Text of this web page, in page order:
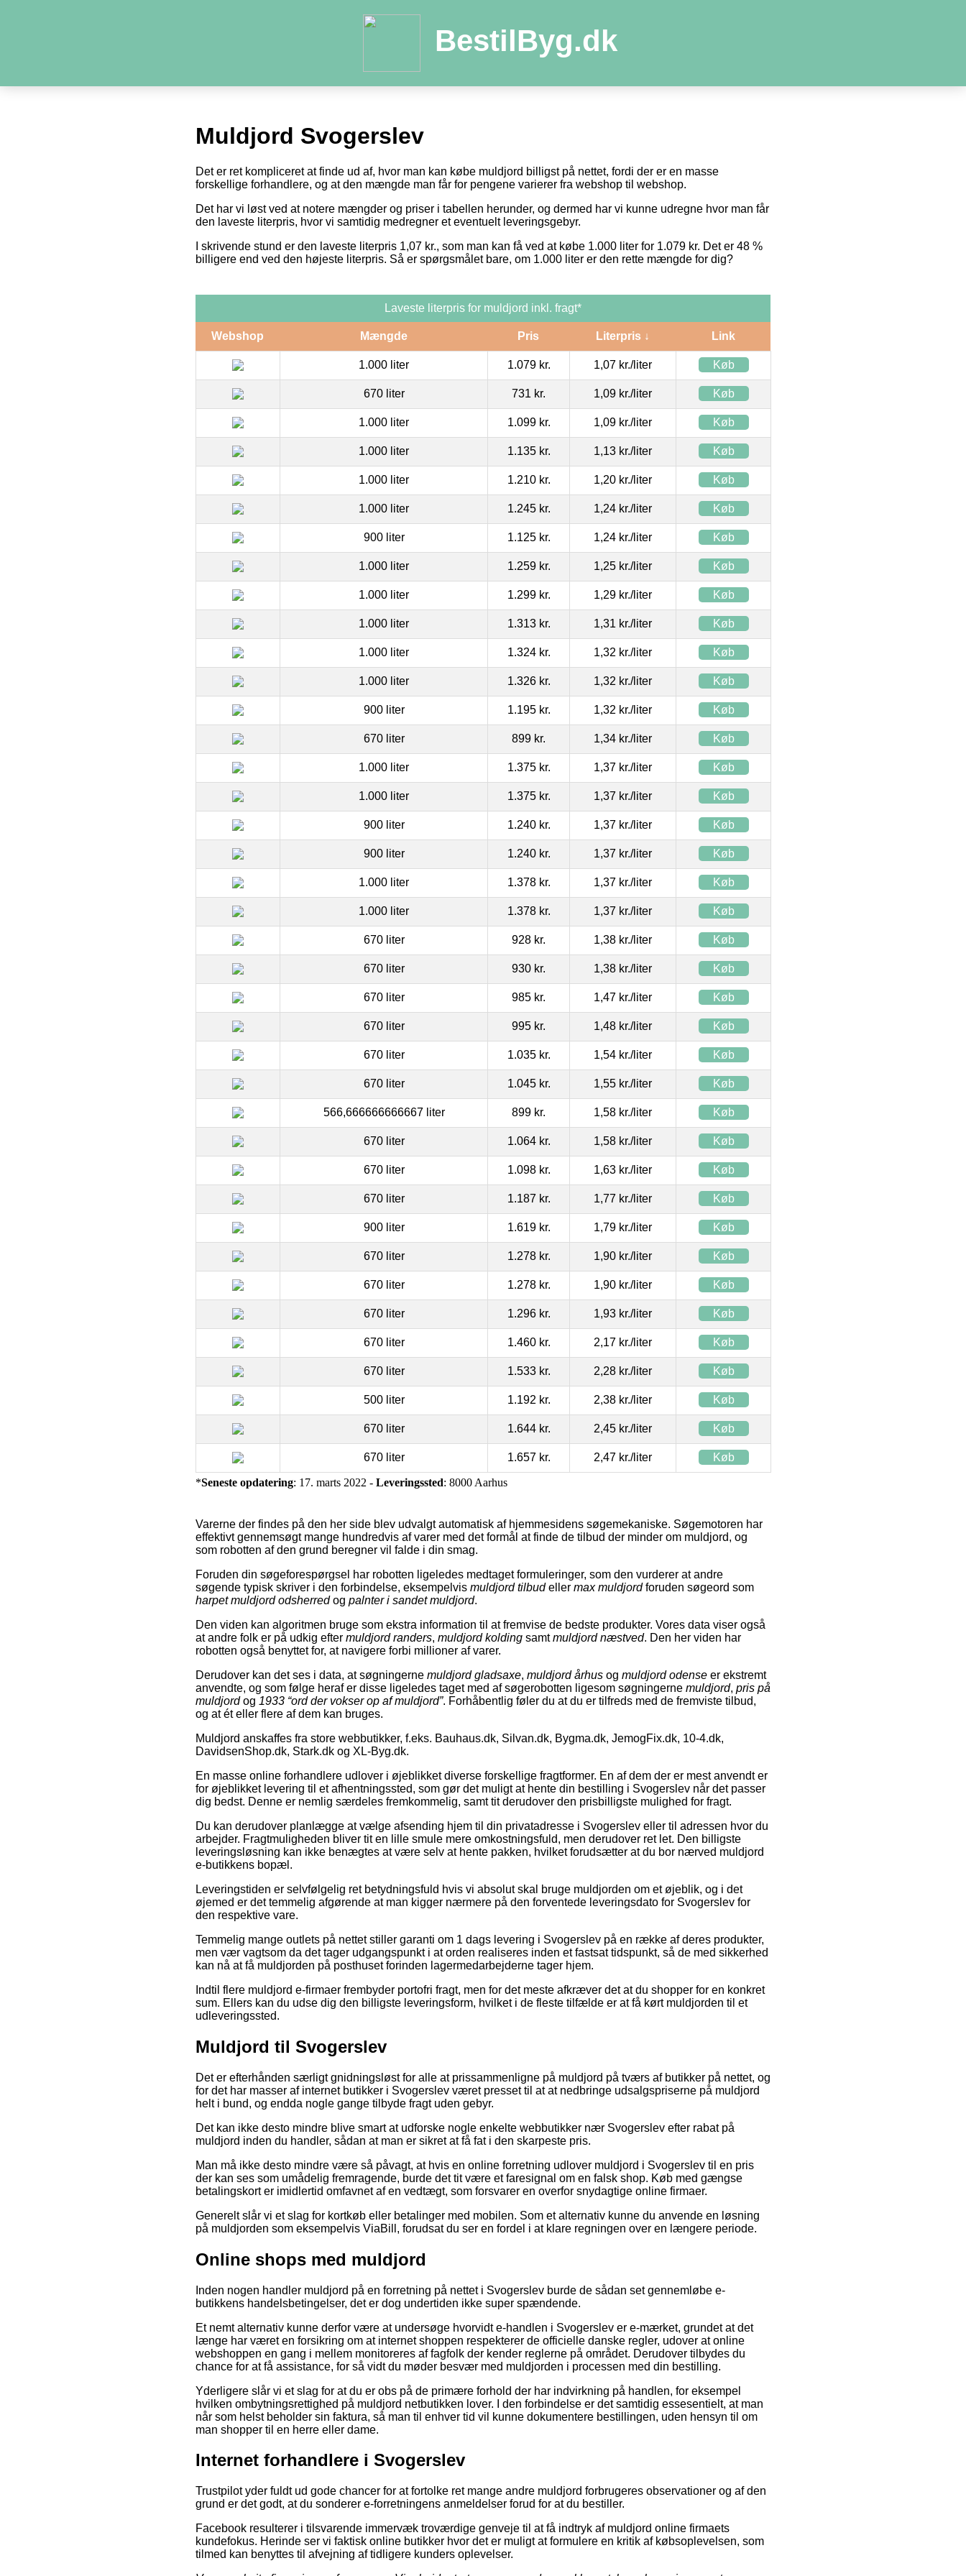
BestilByg.dk
Muldjord Svogerslev
Det er ret kompliceret at finde ud af, hvor man kan købe muldjord billigst på nettet, fordi der er en masse
forskellige forhandlere, og at den mængde man får for pengene varierer fra webshop til webshop.
Det har vi løst ved at notere mængder og priser i tabellen herunder, og dermed har vi kunne udregne hvor man får
den laveste literpris, hvor vi samtidig medregner et eventuelt leveringsgebyr.
I skrivende stund er den laveste literpris 1,07 kr., som man kan få ved at købe 1.000 liter for 1.079 kr. Det er 48 %
billigere end ved den højeste literpris. Så er spørgsmålet bare, om 1.000 liter er den rette mængde for dig?
Laveste literpris for muldjord inkl. fragt*
Webshop Mængde Pris Literpris ↓ Link
1.000 liter 1.079 kr. 1,07 kr./liter Køb
670 liter 731 kr. 1,09 kr./liter Køb
1.000 liter 1.099 kr. 1,09 kr./liter Køb
1.000 liter 1.135 kr. 1,13 kr./liter Køb
1.000 liter 1.210 kr. 1,20 kr./liter Køb
1.000 liter 1.245 kr. 1,24 kr./liter Køb
900 liter 1.125 kr. 1,24 kr./liter Køb
1.000 liter 1.259 kr. 1,25 kr./liter Køb
1.000 liter 1.299 kr. 1,29 kr./liter Køb
1.000 liter 1.313 kr. 1,31 kr./liter Køb
1.000 liter 1.324 kr. 1,32 kr./liter Køb
1.000 liter 1.326 kr. 1,32 kr./liter Køb
900 liter 1.195 kr. 1,32 kr./liter Køb
670 liter 899 kr. 1,34 kr./liter Køb
1.000 liter 1.375 kr. 1,37 kr./liter Køb
1.000 liter 1.375 kr. 1,37 kr./liter Køb
900 liter 1.240 kr. 1,37 kr./liter Køb
900 liter 1.240 kr. 1,37 kr./liter Køb
1.000 liter 1.378 kr. 1,37 kr./liter Køb
1.000 liter 1.378 kr. 1,37 kr./liter Køb
670 liter 928 kr. 1,38 kr./liter Køb
670 liter 930 kr. 1,38 kr./liter Køb
670 liter 985 kr. 1,47 kr./liter Køb
670 liter 995 kr. 1,48 kr./liter Køb
670 liter 1.035 kr. 1,54 kr./liter Køb
670 liter 1.045 kr. 1,55 kr./liter Køb
566,666666666667 liter 899 kr. 1,58 kr./liter Køb
670 liter 1.064 kr. 1,58 kr./liter Køb
670 liter 1.098 kr. 1,63 kr./liter Køb
670 liter 1.187 kr. 1,77 kr./liter Køb
900 liter 1.619 kr. 1,79 kr./liter Køb
670 liter 1.278 kr. 1,90 kr./liter Køb
670 liter 1.278 kr. 1,90 kr./liter Køb
670 liter 1.296 kr. 1,93 kr./liter Køb
670 liter 1.460 kr. 2,17 kr./liter Køb
670 liter 1.533 kr. 2,28 kr./liter Køb
500 liter 1.192 kr. 2,38 kr./liter Køb
670 liter 1.644 kr. 2,45 kr./liter Køb
670 liter 1.657 kr. 2,47 kr./liter Køb
*Seneste opdatering: 17. marts 2022 - Leveringssted: 8000 Aarhus
Varerne der findes på den her side blev udvalgt automatisk af hjemmesidens søgemekaniske. Søgemotoren har
effektivt gennemsøgt mange hundredvis af varer med det formål at finde de tilbud der minder om muldjord, og
som robotten af den grund beregner vil falde i din smag.
Foruden din søgeforespørgsel har robotten ligeledes medtaget formuleringer, som den vurderer at andre
søgende typisk skriver i den forbindelse, eksempelvis muldjord tilbudeller max muldjordforuden søgeord som
harpet muldjord odsherredog palnter i sandet muldjord.
Den viden kan algoritmen bruge som ekstra information til at fremvise de bedste produkter. Vores data viser også
at andre folk er på udkig efter muldjord randers, muldjord kolding samtmuldjord næstved. Den her viden har
robotten også benyttet for, at navigere forbi millioner af varer.
Derudover kan det ses i data, at søgningerne muldjord gladsaxe, muldjord århus og muldjord odense er ekstremt
anvendte, og som følge heraf er disse ligeledes taget med af søgerobotten ligesom søgningerne muldjord, pris på
muldjordog 1933 “ord der vokser op af muldjord”. Forhåbentlig føler du at du er tilfreds med de fremviste tilbud,
og at ét eller flere af dem kan bruges.
Muldjord anskaffes fra store webbutikker, f.eks. Bauhaus.dk, Silvan.dk, Bygma.dk, JemogFix.dk, 10-4.dk,
DavidsenShop.dk, Stark.dk og XL-Byg.dk.
En masse online forhandlere udlover i øjeblikket diverse forskellige fragtformer. En af dem der er mest anvendt er
for øjeblikket levering til et afhentningssted, som gør det muligt at hente din bestilling i Svogerslev når det passer
dig bedst. Denne er nemlig særdeles fremkommelig, samt tit derudover den prisbilligste mulighed for fragt.
Du kan derudover planlægge at vælge afsending hjem til din privatadresse i Svogerslev eller til adressen hvor du
arbejder. Fragtmuligheden bliver tit en lille smule mere omkostningsfuld, men derudover ret let. Den billigste
leveringsløsning kan ikke benægtes at være selv at hente pakken, hvilket forudsætter at du bor nærved muldjord
e-butikkens bopæl.
Leveringstiden er selvfølgelig ret betydningsfuld hvis vi absolut skal bruge muldjorden om et øjeblik, og i det
øjemed er det temmelig afgørende at man kigger nærmere på den forventede leveringsdato for Svogerslev for
den respektive vare.
Temmelig mange outlets på nettet stiller garanti om 1 dags levering i Svogerslev på en række af deres produkter,
men vær vagtsom da det tager udgangspunkt i at orden realiseres inden et fastsat tidspunkt, så de med sikkerhed
kan nå at få muldjorden på posthuset forinden lagermedarbejderne tager hjem.
Indtil flere muldjord e-firmaer frembyder portofri fragt, men for det meste afkræver det at du shopper for en konkret
sum. Ellers kan du udse dig den billigste leveringsform, hvilket i de fleste tilfælde er at få kørt muldjorden til et
udleveringssted.
Muldjord til Svogerslev
Det er efterhånden særligt gnidningsløst for alle at prissammenligne på muldjord på tværs af butikker på nettet, og
for det har masser af internet butikker i Svogerslev været presset til at at nedbringe udsalgspriserne på muldjord
helt i bund, og endda nogle gange tilbyde fragt uden gebyr.
Det kan ikke desto mindre blive smart at udforske nogle enkelte webbutikker nær Svogerslev efter rabat på
muldjord inden du handler, sådan at man er sikret at få fat i den skarpeste pris.
Man må ikke desto mindre være så påvagt, at hvis en online forretning udlover muldjord i Svogerslev til en pris
der kan ses som umådelig fremragende, burde det tit være et faresignal om en falsk shop. Køb med gængse
betalingskort er imidlertid omfavnet af en vedtægt, som forsvarer en overfor snydagtige online firmaer.
Generelt slår vi et slag for kortkøb eller betalinger med mobilen. Som et alternativ kunne du anvende en løsning
på muldjorden som eksempelvis ViaBill, forudsat du ser en fordel i at klare regningen over en længere periode.
Online shops med muldjord
Inden nogen handler muldjord på en forretning på nettet i Svogerslev burde de sådan set gennemløbe e-
butikkens handelsbetingelser, det er dog undertiden ikke super spændende.
Et nemt alternativ kunne derfor være at undersøge hvorvidt e-handlen i Svogerslev er e-mærket, grundet at det
længe har været en forsikring om at internet shoppen respekterer de officielle danske regler, udover at online
webshoppen en gang i mellem monitoreres af fagfolk der kender reglerne på området. Derudover tilbydes du
chance for at få assistance, for så vidt du møder besvær med muldjorden i processen med din bestilling.
Yderligere slår vi et slag for at du er obs på de primære forhold der har indvirkning på handlen, for eksempel
hvilken ombytningsrettighed på muldjord netbutikken lover. I den forbindelse er det samtidig essesentielt, at man
når som helst beholder sin faktura, så man til enhver tid vil kunne dokumentere bestillingen, uden hensyn til om
man shopper til en herre eller dame.
Internet forhandlere i Svogerslev
Trustpilot yder fuldt ud gode chancer for at fortolke ret mange andre muldjord forbrugeres observationer og af den
grund er det godt, at du sonderer e-forretningens anmeldelser forud for at du bestiller.
Facebook resulterer i tilsvarende immervæk troværdige genveje til at få indtryk af muldjord online firmaets
kundefokus. Herinde ser vi faktisk online butikker hvor det er muligt at formulere en kritik af købsoplevelsen, som
tilmed kan benyttes til afvejning af tidligere kunders oplevelser.